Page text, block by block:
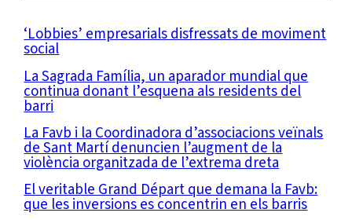
‘Lobbies’ empresarials disfressats de moviment
social
La Sagrada Família, un aparador mundial que
continua donant l’esquena als residents del
barri
La Favb i la Coordinadora d’associacions veïnals
de Sant Martí denuncien l’augment de la
violència organitzada de l’extrema dreta
El veritable Grand Départ que demana la Favb:
que les inversions es concentrin en els barris